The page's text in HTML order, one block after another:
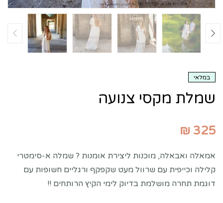
במלאי
שמלת מקסי צנועה
₪ 325
אמאלה ואבאלה, מוכנות ליצירת אומנות ? שמלה א-סימטרי
קלילה וכייפית עם שרוול מעט שקפקף ורגליים חשופות עם
דוגמת תחרה מושלמת בדיוק לימי הקיץ הרותחים !!